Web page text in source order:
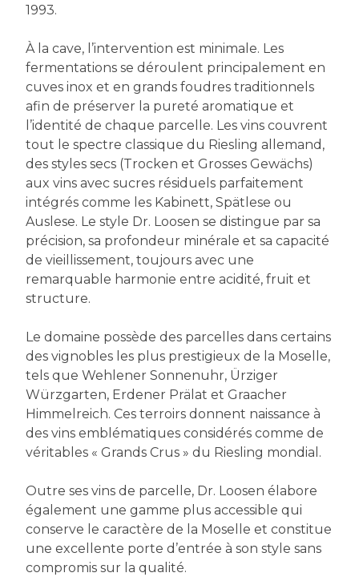
1993.
À la cave, l’intervention est minimale. Les
fermentations se déroulent principalement en
cuves inox et en grands foudres traditionnels
afin de préserver la pureté aromatique et
l’identité de chaque parcelle. Les vins couvrent
tout le spectre classique du Riesling allemand,
des styles secs (Trocken et Grosses Gewächs)
aux vins avec sucres résiduels parfaitement
intégrés comme les Kabinett, Spätlese ou
Auslese. Le style Dr. Loosen se distingue par sa
précision, sa profondeur minérale et sa capacité
de vieillissement, toujours avec une
remarquable harmonie entre acidité, fruit et
structure.
Le domaine possède des parcelles dans certains
des vignobles les plus prestigieux de la Moselle,
tels que Wehlener Sonnenuhr, Ürziger
Würzgarten, Erdener Prälat et Graacher
Himmelreich. Ces terroirs donnent naissance à
des vins emblématiques considérés comme de
véritables « Grands Crus » du Riesling mondial.
Outre ses vins de parcelle, Dr. Loosen élabore
également une gamme plus accessible qui
conserve le caractère de la Moselle et constitue
une excellente porte d’entrée à son style sans
compromis sur la qualité.